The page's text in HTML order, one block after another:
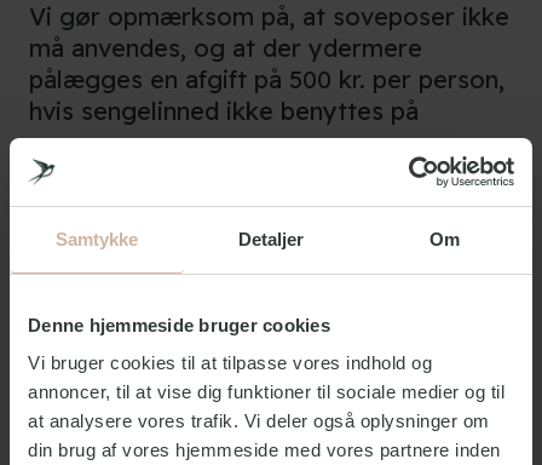
Samtykke Detaljer Om
Denne hjemmeside bruger cookies
Vi bruger cookies til at tilpasse vores indhold og
annoncer, til at vise dig funktioner til sociale medier og til
at analysere vores trafik. Vi deler også oplysninger om
din brug af vores hjemmeside med vores partnere inden
Vi gør opmærksom på, at soveposer ikke
må anvendes, og at der ydermere
pålægges en afgift på 500 kr. per person,
hvis sengelinned ikke benyttes på
sengene.
Sengelinned
Ja
Håndklæde
Ja
Kan jeg leje ekstra?